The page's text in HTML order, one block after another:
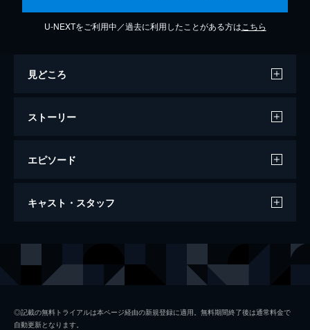
U-NEXTをご利用中／過去に利用したことがある方は こちら
見どころ
ストーリー
エピソード
ラ・ラ・ランド
キャスト・スタッフ
ミア エマ・ストーン
◎記載の無料トライアルは本ページ経由の新規登録に適用。無料期間終了後は通常料金で
自動更新となります。